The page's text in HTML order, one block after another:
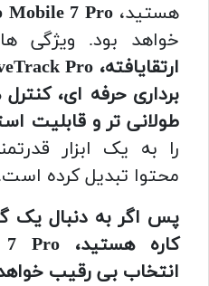
هستید، Mobile 7 Pro
خواهد بود. ویژگی
برداری حرفه ای،
طولانی تر و قابلیت
را به یک ابزار
محتوا تبدیل کرده
پس اگر به دنبال یک
انتخاب بی رقیب